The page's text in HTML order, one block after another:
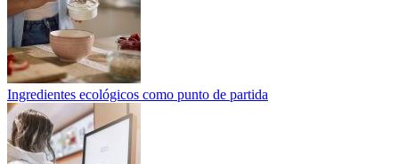
Ingredientes ecológicos como punto de partida